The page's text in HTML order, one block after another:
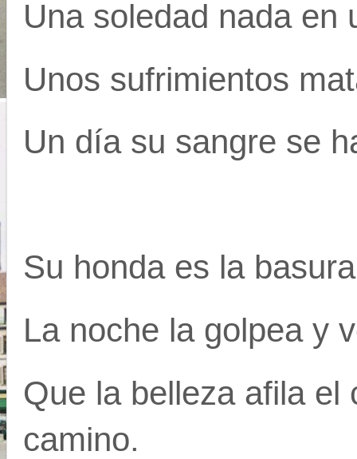
Una soledad nada en
Unos sufrimientos
Un día su sangre se
Su honda es la
La noche la golpea y
Que la belleza afila el
camino.